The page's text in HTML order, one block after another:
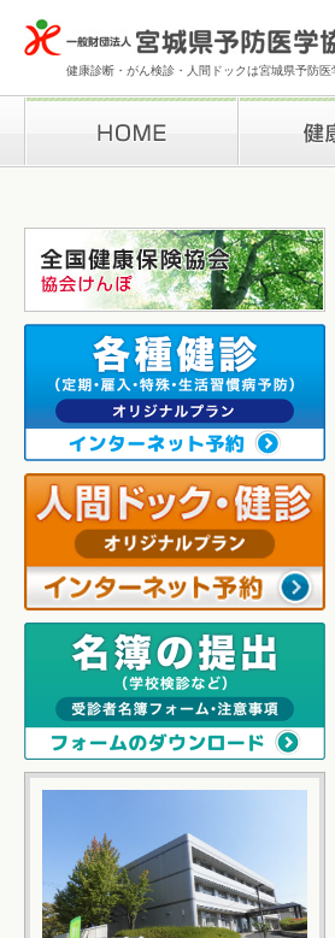
健康診断・がん検診・人間ドックは宮城県予防